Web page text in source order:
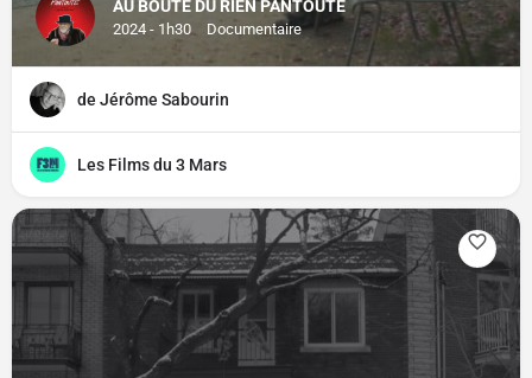
AU BOUTE DU RIEN PANTOUTE
2024 - 1h30 Documentaire
de Jérôme Sabourin
Les Films du 3 Mars